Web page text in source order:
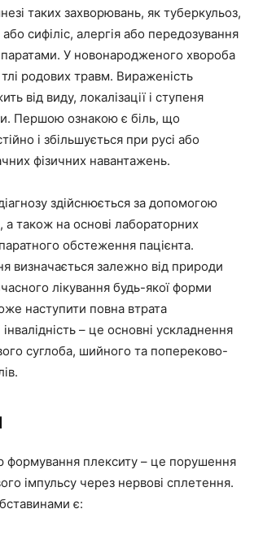
таких захворювань, як туберкульоз,
сифіліс, алергія або передозування
У новонародженого хвороба
родових травм. Вираженість
від виду, локалізації і ступеня
Першою ознакою є біль, що
і збільшується при русі або
фізичних навантажень.
здійснюється за допомогою
а також на основі лабораторних
обстеження пацієнта.
визначається залежно від природи
лікування будь-якої форми
наступити повна втрата
інвалідність – це основні ускладнення
суглоба, шийного та попереково-
формування плекситу – це порушення
імпульсу через нервові сплетення.
є: